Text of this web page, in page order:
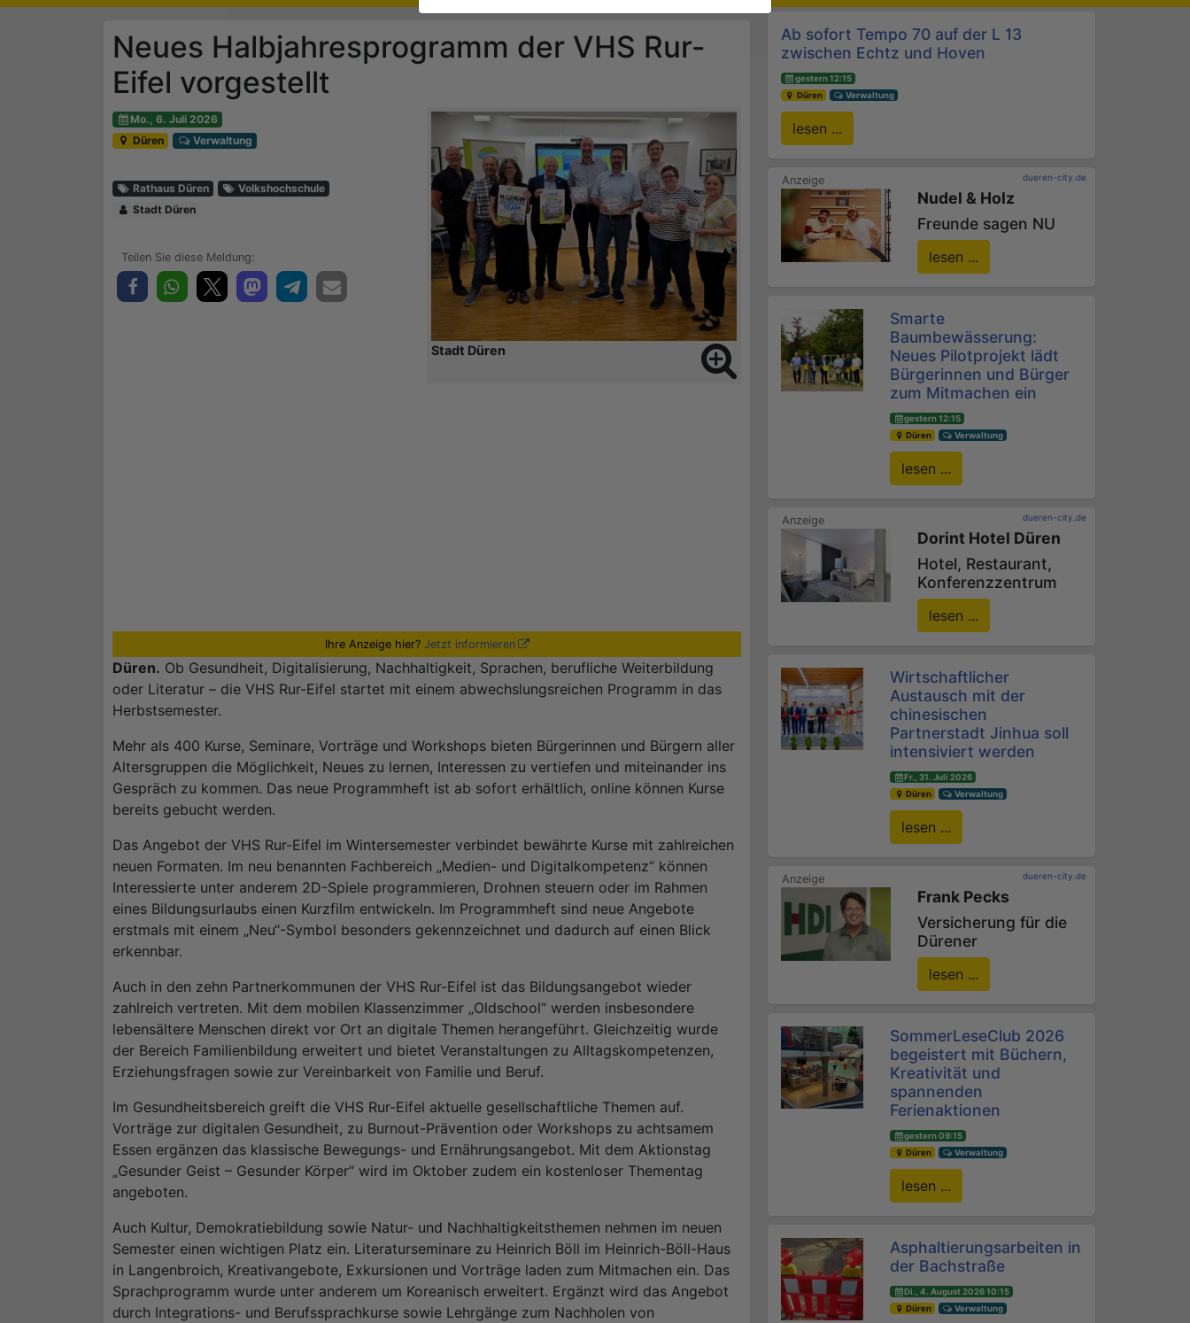
Neues Halbjahresprogramm der VHS Rur-
Eifel vorgestellt
Stadt Düren
Mo., 6. Juli 2026
Düren
Verwaltung
Rathaus Düren
Volkshochschule
Stadt Düren
Ihre Anzeige hier? Jetzt informieren
Düren. Ob Gesundheit, Digitalisierung, Nachhaltigkeit, Sprachen, berufliche Weiterbildung
oder Literatur – die VHS Rur-Eifel startet mit einem abwechslungsreichen Programm in das
Herbstsemester.
Mehr als 400 Kurse, Seminare, Vorträge und Workshops bieten Bürgerinnen und Bürgern aller
Altersgruppen die Möglichkeit, Neues zu lernen, Interessen zu vertiefen und miteinander ins
Gespräch zu kommen. Das neue Programmheft ist ab sofort erhältlich, online können Kurse
bereits gebucht werden.
Das Angebot der VHS Rur-Eifel im Wintersemester verbindet bewährte Kurse mit zahlreichen
neuen Formaten. Im neu benannten Fachbereich „Medien- und Digitalkompetenz“ können
Interessierte unter anderem 2D-Spiele programmieren, Drohnen steuern oder im Rahmen
eines Bildungsurlaubs einen Kurzfilm entwickeln. Im Programmheft sind neue Angebote
erstmals mit einem „Neu“-Symbol besonders gekennzeichnet und dadurch auf einen Blick
erkennbar.
Auch in den zehn Partnerkommunen der VHS Rur-Eifel ist das Bildungsangebot wieder
zahlreich vertreten. Mit dem mobilen Klassenzimmer „Oldschool“ werden insbesondere
lebensältere Menschen direkt vor Ort an digitale Themen herangeführt. Gleichzeitig wurde
der Bereich Familienbildung erweitert und bietet Veranstaltungen zu Alltagskompetenzen,
Erziehungsfragen sowie zur Vereinbarkeit von Familie und Beruf.
Im Gesundheitsbereich greift die VHS Rur-Eifel aktuelle gesellschaftliche Themen auf.
Vorträge zur digitalen Gesundheit, zu Burnout-Prävention oder Workshops zu achtsamem
Essen ergänzen das klassische Bewegungs- und Ernährungsangebot. Mit dem Aktionstag
„Gesunder Geist – Gesunder Körper“ wird im Oktober zudem ein kostenloser Thementag
angeboten.
Auch Kultur, Demokratiebildung sowie Natur- und Nachhaltigkeitsthemen nehmen im neuen
Semester einen wichtigen Platz ein. Literaturseminare zu Heinrich Böll im Heinrich-Böll-Haus
in Langenbroich, Kreativangebote, Exkursionen und Vorträge laden zum Mitmachen ein. Das
Sprachprogramm wurde unter anderem um Koreanisch erweitert. Ergänzt wird das Angebot
durch Integrations- und Berufssprachkurse sowie Lehrgänge zum Nachholen von
Ab sofort Tempo 70 auf der L 13
zwischen Echtz und Hoven
gestern 12:15
Düren
Verwaltung
lesen ...
dueren-city.de
Nudel & Holz
Freunde sagen NU
lesen ...
Smarte
Baumbewässerung:
Neues Pilotprojekt lädt
Bürgerinnen und Bürger
zum Mitmachen ein
gestern 12:15
Düren
Verwaltung
lesen ...
dueren-city.de
Dorint Hotel Düren
Hotel, Restaurant,
Konferenzzentrum
lesen ...
Wirtschaftlicher
Austausch mit der
chinesischen
Partnerstadt Jinhua soll
intensiviert werden
Fr., 31. Juli 2026
Düren
Verwaltung
lesen ...
dueren-city.de
Frank Pecks
Versicherung für die
Dürener
lesen ...
SommerLeseClub 2026
begeistert mit Büchern,
Kreativität und
spannenden
Ferienaktionen
gestern 09:15
Düren
Verwaltung
lesen ...
Asphaltierungsarbeiten in
der Bachstraße
Di., 4. August 2026 10:15
Düren
Verwaltung